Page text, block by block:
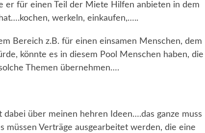
er für einen Teil der Miete Hilfen anbieten in dem
werkeln, einkaufen,…..
Bereich z.B. für einen einsamen Menschen, dem
könnte es in diesem Pool Menschen haben, die
Themen übernehmen….
dabei über meinen hehren Ideen….das ganze muss
müssen Verträge ausgearbeitet werden, die eine